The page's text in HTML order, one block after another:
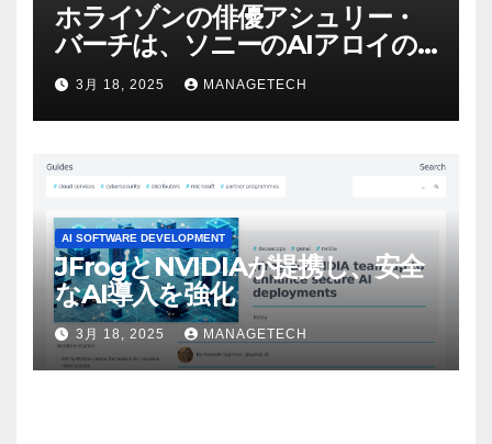
ホライゾンの俳優アシュリー・
バーチは、ソニーのAIアロイの
ビデオを見て「ゲームパフォー
マンスという芸術形式に不安を
感じた」と語る – IGN
3月 18, 2025 MANAGETECH
AI SOFTWARE DEVELOPMENT
JFrogとNVIDIAが提携し、安全
なAI導入を強化
3月 18, 2025 MANAGETECH